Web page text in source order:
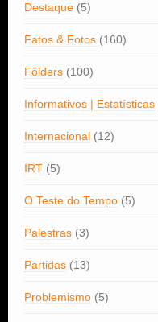
Destaque (5)
Fatos & Fotos (160)
Fôlders (100)
Informativos | Estatísticas
Internacional (12)
IRT (5)
O Teste do Tempo (5)
Palestras (3)
Partidas (13)
Problemismo (5)